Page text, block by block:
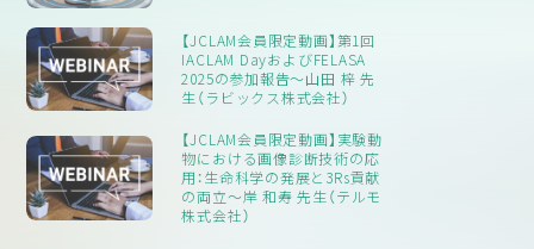
25,000円／匹となっていることからも、SPF維持が高コストであ
ることがおわかりいただけるかと思います。
では、なぜ研究にSPF環境で飼育したクリーン動物を用いるので
しょうか。
【JCLAM会員限定動画】第1回
IACLAM DayおよびFELASA
2025の参加報告～山田 梓 先
生（ラビックス株式会社）
【JCLAM会員限定動画】実験動
物における画像診断技術の応
用：生命科学の発展と3Rs貢献
の両立～岸 和寿 先生（テルモ
株式会社）